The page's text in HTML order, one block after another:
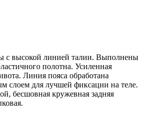
с высокой линией талии. Выполнены
полотна. Усиленная
Линия пояса обработана
слоем для лучшей фиксации на теле.
бесшовная кружевная задняя